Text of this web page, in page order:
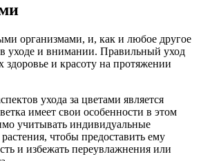
организмами, и, как и любое другое
уходе и внимании. Правильный уход
здоровье и красоту на протяжении
ухода за цветами является
имеет свои особенности в этом
учитывать индивидуальные
чтобы предоставить ему
и избежать переувлажнения или